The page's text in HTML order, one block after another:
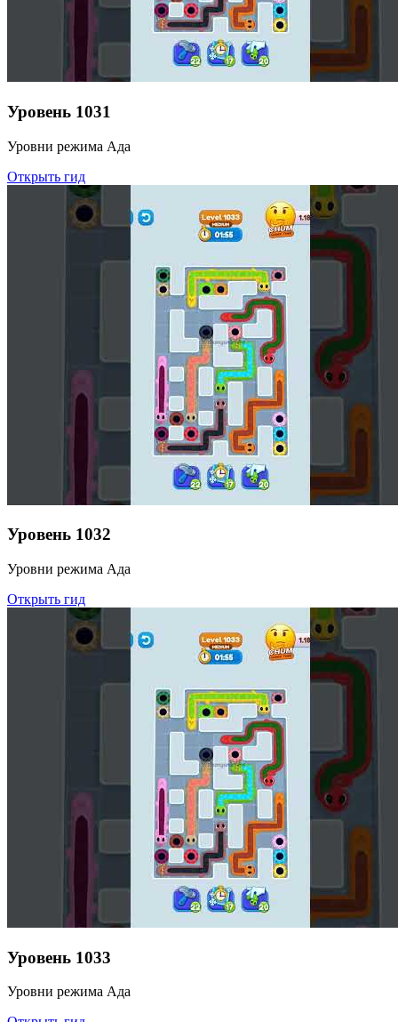
Уровень 1031
Уровни режима Ада
Открыть гид
Уровень 1032
Уровни режима Ада
Открыть гид
Уровень 1033
Уровни режима Ада